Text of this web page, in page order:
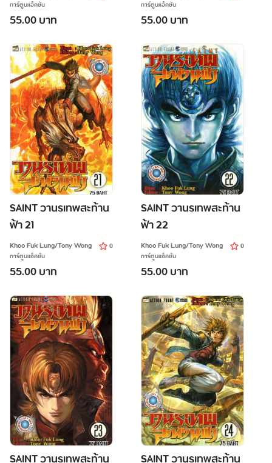
การ์ตูนแอ็คชั่น
55.00 บาท
การ์ตูนแอ็คชั่น
55.00 บาท
SAINT วานรเทพสะท้าน
ฟ้า 21
Khoo Fuk Lung/Tony Wong 0
การ์ตูนแอ็คชั่น
55.00 บาท
SAINT วานรเทพสะท้าน
ฟ้า 22
Khoo Fuk Lung/Tony Wong 0
การ์ตูนแอ็คชั่น
55.00 บาท